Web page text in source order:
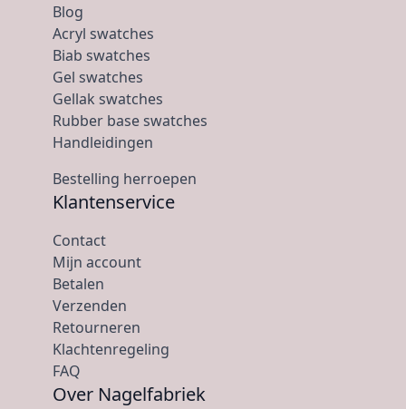
Blog
Acryl swatches
Biab swatches
Gel swatches
Gellak swatches
Rubber base swatches
Handleidingen
Bestelling herroepen
Klantenservice
Contact
Mijn account
Betalen
Verzenden
Retourneren
Klachtenregeling
FAQ
Over Nagelfabriek